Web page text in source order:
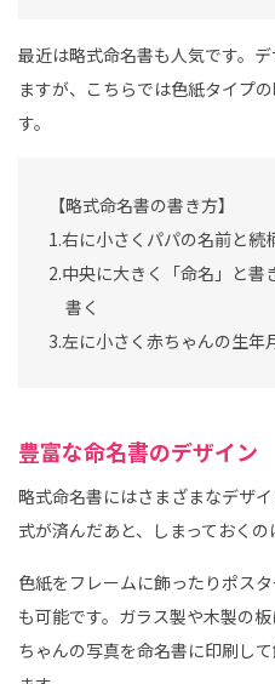
最近は略式命名書も人気です。
ますが、こちらでは色紙タイプ
す。
【略式命名書の書き方】
1.右に小さくパパの名前と続
2.中央に大きく「命名」と書
書く
3.左に小さく赤ちゃんの生年
豊富な命名書のデザイン
略式命名書にはさまざまなデザ
式が済んだあと、しまっておく
色紙をフレームに飾ったりポス
も可能です。ガラス製や木製の
ちゃんの写真を命名書に印刷し